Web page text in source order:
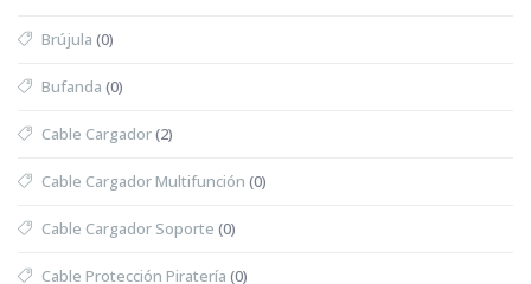
Brújula (0)
Bufanda (0)
Cable Cargador(2)
Cable Cargador Multifunción (0)
Cable Cargador Soporte (0)
Cable Protección Piratería (0)